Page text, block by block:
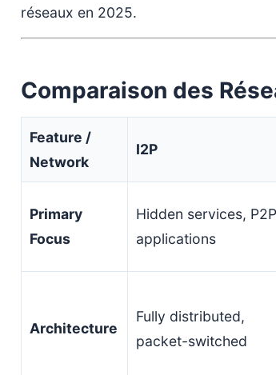
réseaux en 2025.
Comparaison des
Feature /
Network
I2P
Primary
Focus
Hidden services, P2P
applications
Architecture
Fully distributed,
packet-switched